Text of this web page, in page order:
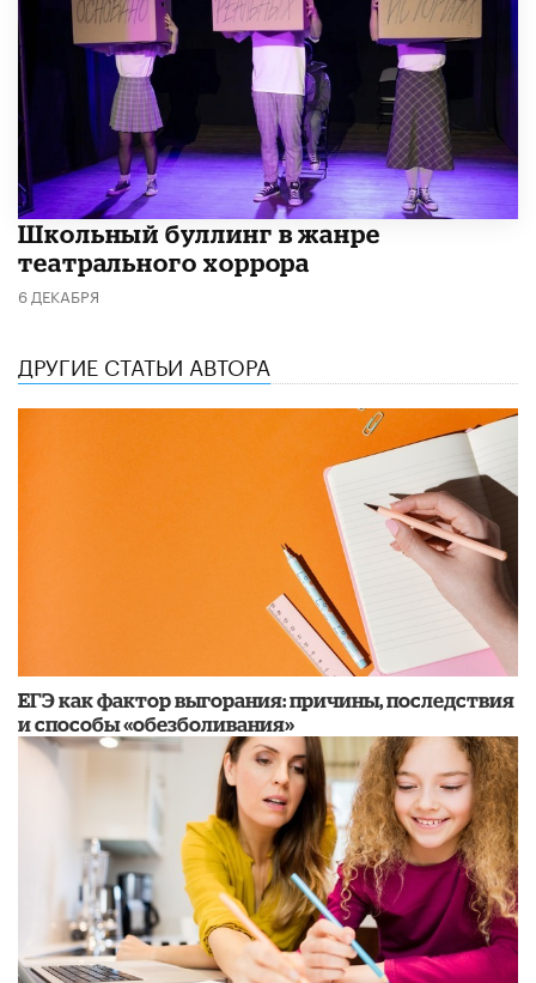
Школьный буллинг в жанре
театрального хоррора
6 ДЕКАБРЯ
ДРУГИЕ СТАТЬИ АВТОРА
​ЕГЭ как фактор выгорания: причины, последствия
и способы «обезболивания»